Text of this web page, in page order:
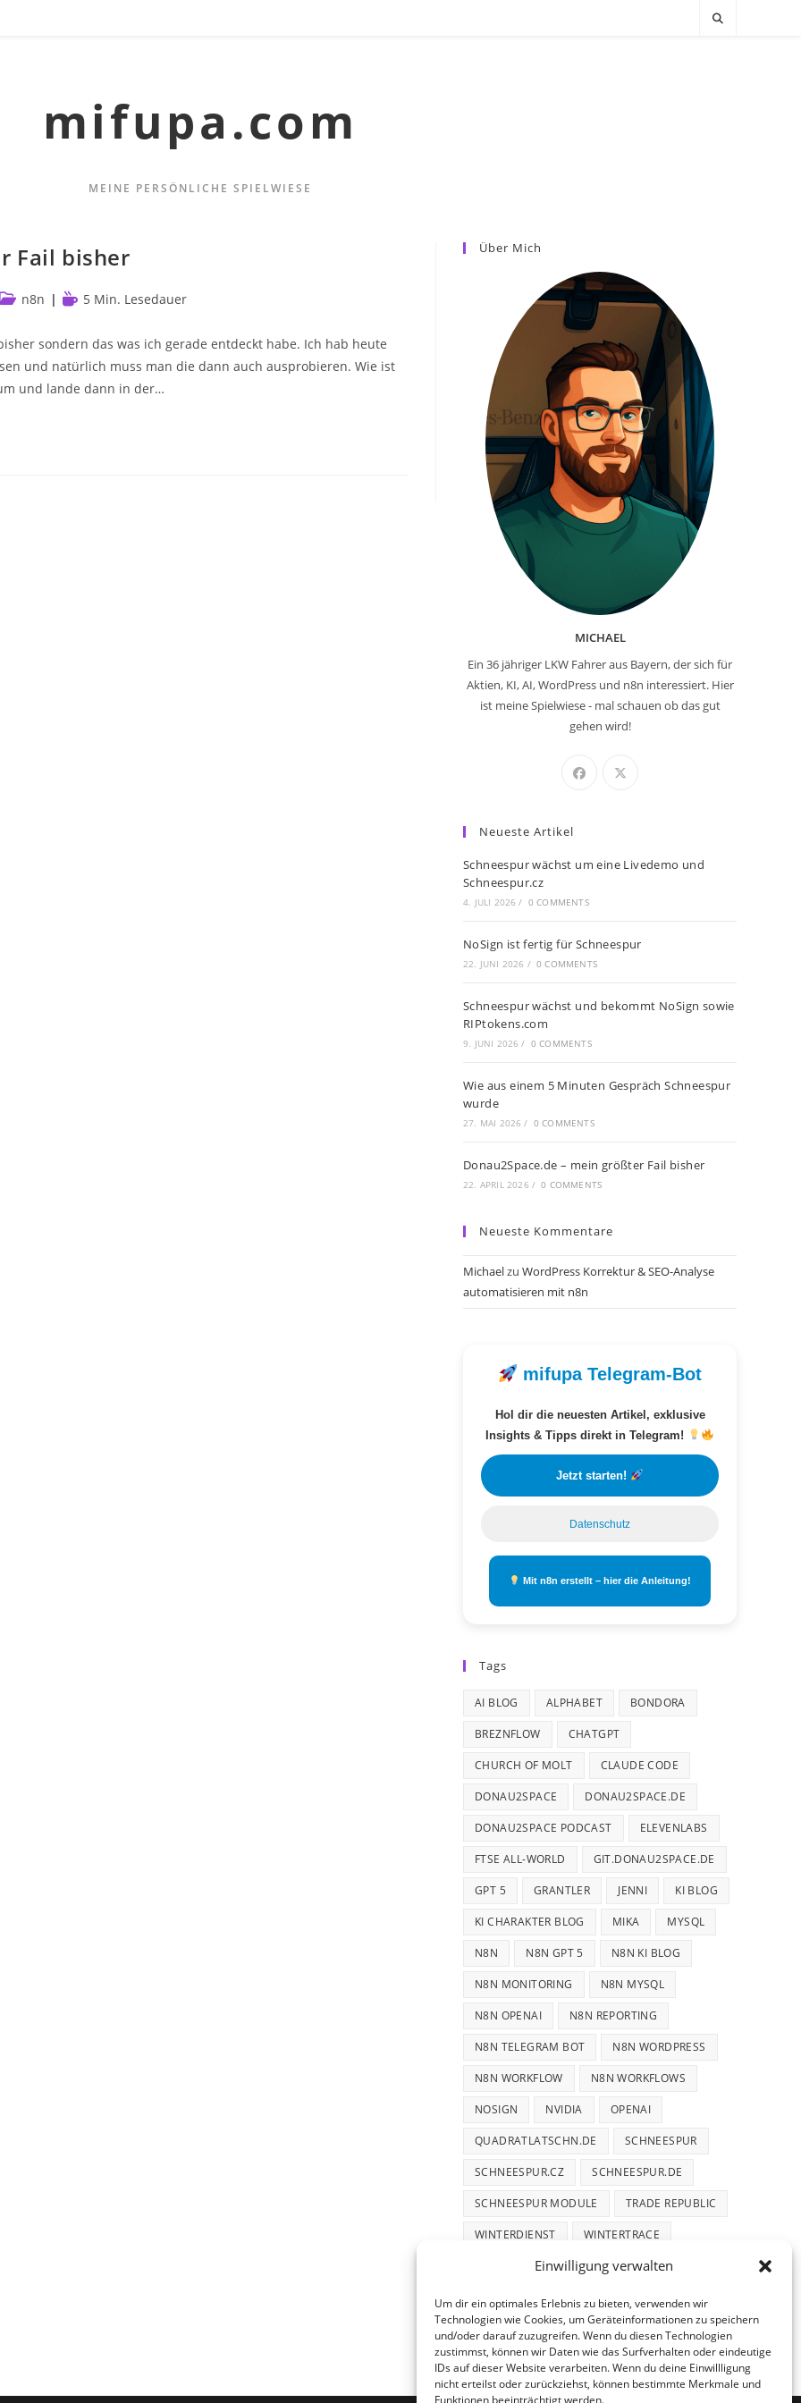
Einwilligung verwalten
Um dir ein optimales Erlebnis zu bieten, verwenden wir
Technologien wie Cookies, um Geräteinformationen zu speichern
und/oder darauf zuzugreifen. Wenn du diesen Technologien
zustimmst, können wir Daten wie das Surfverhalten oder eindeutige
IDs auf dieser Website verarbeiten. Wenn du deine Einwillligung
nicht erteilst oder zurückziehst, können bestimmte Merkmale und
Funktionen beeinträchtigt werden.
mifupa.com
MEINE PERSÖNLICHE SPIELWIESE
Fail bisher
Beitrags-
n8n Lesedauer:
5 Min. Lesedauer
sondern das was ich gerade entdeckt habe. Ich hab heute
und natürlich muss man die dann auch ausprobieren. Wie ist
und lande dann in der…
Über Mich
MICHAEL
Ein 36 jähriger LKW Fahrer aus Bayern, der sich für
Aktien, KI, AI, WordPress und n8n interessiert. Hier
ist meine Spielwiese - mal schauen ob das gut
gehen wird!
Neueste Artikel
Schneespur wächst um eine Livedemo und
Schneespur.cz
4. JULI 2026 / 0 COMMENTS
NoSign ist fertig für Schneespur
22. JUNI 2026 / 0 COMMENTS
Schneespur wächst und bekommt NoSign sowie
RIPtokens.com
9. JUNI 2026 / 0 COMMENTS
Wie aus einem 5 Minuten Gespräch Schneespur
wurde
27. MAI 2026 / 0 COMMENTS
Donau2Space.de – mein größter Fail bisher
22. APRIL 2026 / 0 COMMENTS
Neueste Kommentare
Michaelzu WordPress Korrektur & SEO-Analyse
automatisieren mit n8n
mifupa Telegram-Bot
Hol dir die neuesten Artikel, exklusive
Insights & Tipps direkt in Telegram!
Jetzt starten!
Datenschutz
Mit n8n erstellt – hier die Anleitung!
Tags
AI BLOG ALPHABET BONDORA
BREZNFLOW CHATGPT
CHURCH OF MOLT CLAUDE CODE
DONAU2SPACE DONAU2SPACE.DE
DONAU2SPACE PODCAST ELEVENLABS
FTSE ALL-WORLD GIT.DONAU2SPACE.DE
GPT 5 GRANTLER JENNI KI BLOG
KI CHARAKTER BLOG MIKA MYSQL
N8N N8N GPT 5 N8N KI BLOG
N8N MONITORING N8N MYSQL
N8N OPENAI N8N REPORTING
N8N TELEGRAM BOT N8N WORDPRESS
N8N WORKFLOW N8N WORKFLOWS
NOSIGN NVIDIA OPENAI
QUADRATLATSCHN.DE SCHNEESPUR
SCHNEESPUR.CZ SCHNEESPUR.DE
SCHNEESPUR MODULE TRADE REPUBLIC
WINTERDIENST WINTERTRACE
WINTERTRACE.COM WORDPRESS
WORDPRESS PLUGIN